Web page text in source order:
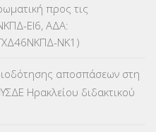
ΓΛΩΣΣΟΜΑΘΕΙΑΣ(135)
ΠΛΗΡΟΦΟΡΙΚΗΣ
προς τις
ΕΙ6, ΑΔΑ:
ΝΚ1)
αποσπάσεων στη
Ηρακλείου διδακτικού